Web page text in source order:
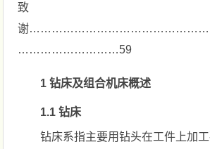
致
谢
………………………59
1 钻床及组合机床概述
1.1 钻床
钻床系指主要用钻头在工件上加